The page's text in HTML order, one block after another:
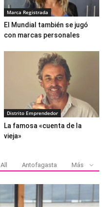
Marca Registrada
El Mundial también se jugó
con marcas personales
Distrito Emprendedor
La famosa «cuenta de la
vieja»
All Antofagasta Más